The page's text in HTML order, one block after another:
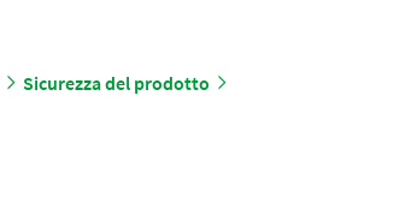
Sicurezza del prodotto